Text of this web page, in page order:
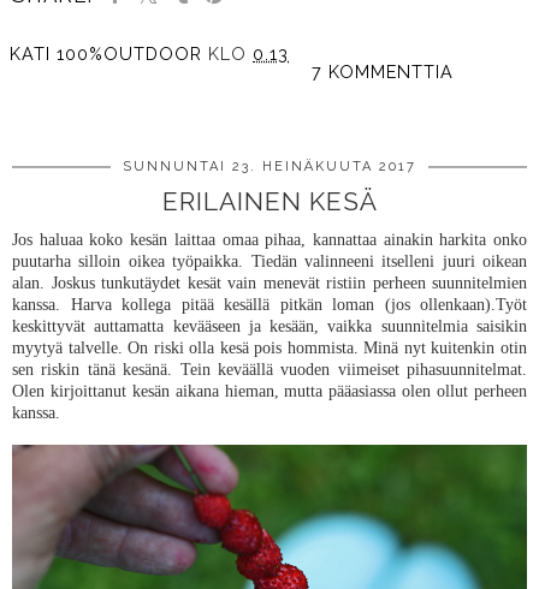
KATI 100%OUTDOOR KLO 0.13
7 KOMMENTTIA
SUNNUNTAI 23. HEINÄKUUTA 2017
ERILAINEN KESÄ
Jos haluaa koko kesän laittaa omaa pihaa, kannattaa ainakin harkita onko
puutarha silloin oikea työpaikka. Tiedän valinneeni itselleni juuri oikean
alan. Joskus tunkutäydet kesät vain menevät ristiin perheen suunnitelmien
kanssa. Harva kollega pitää kesällä pitkän loman (jos ollenkaan).Työt
keskittyvät auttamatta kevääseen ja kesään, vaikka suunnitelmia saisikin
myytyä talvelle. On riski olla kesä pois hommista. Minä nyt kuitenkin otin
sen riskin tänä kesänä. Tein keväällä vuoden viimeiset pihasuunnitelmat.
Olen kirjoittanut kesän aikana hieman, mutta pääasiassa olen ollut perheen
kanssa.